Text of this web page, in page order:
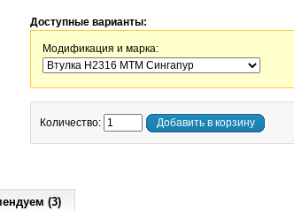
Доступные варианты:
Модификация и марка:
Количество: Добавить в корзину
(3)